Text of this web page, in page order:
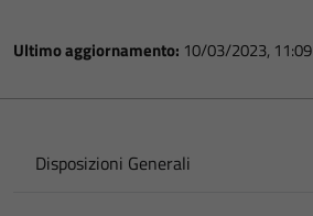
Ultimo aggiornamento: 10/03/2023, 11:09
Disposizioni Generali